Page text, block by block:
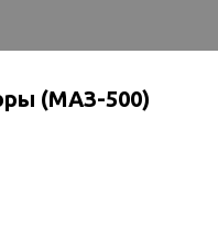
(МАЗ-500)